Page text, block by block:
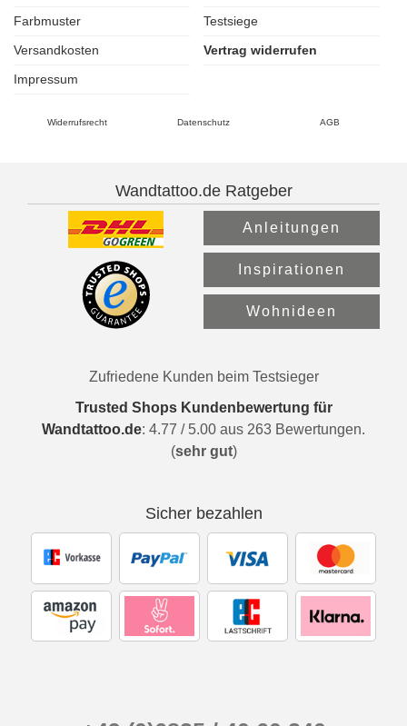
Farbmuster
Testsiege
Versandkosten
Vertrag widerrufen
Impressum
Widerrufsrecht Datenschutz AGB
Wandtattoo.de Ratgeber
Anleitungen
Inspirationen
Wohnideen
Zufriedene Kunden beim Testsieger
Trusted Shops Kundenbewertung für
Wandtattoo.de: 4.77 / 5.00 aus 263 Bewertungen.
(sehr gut)
Sicher bezahlen